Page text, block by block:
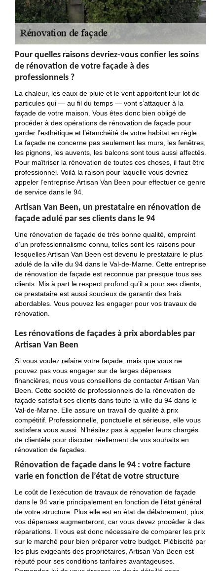
Pour quelles raisons devriez-vous confier les soins
de rénovation de votre façade à des
professionnels ?
La chaleur, les eaux de pluie et le vent apportent leur lot de
particules qui — au fil du temps — vont s’attaquer à la
façade de votre maison. Vous êtes donc bien obligé de
procéder à des opérations de rénovation de façade pour
garder l’esthétique et l’étanchéité de votre habitat en règle.
La façade ne concerne pas seulement les murs, les fenêtres,
les pignons, les auvents, les balcons sont tous aussi affectés.
Pour maîtriser la rénovation de toutes ces choses, il faut être
professionnel. Voilà la raison pour laquelle vous devriez
appeler l’entreprise Artisan Van Been pour effectuer ce genre
de service dans le 94.
Artisan Van Been, un prestataire en rénovation de
façade adulé par ses clients dans le 94
Une rénovation de façade de très bonne qualité, empreint
d’un professionnalisme connu, telles sont les raisons pour
lesquelles Artisan Van Been est devenu le prestataire le plus
adulé de la ville du 94 dans le Val-de-Marne. Cette entreprise
de rénovation de façade est reconnue par presque tous ses
clients. Mis à part le respect profond qu’il a pour ses clients,
ce prestataire est aussi soucieux de garantir des frais
abordables. Vous pouvez les engager pour vos travaux de
rénovation.
Les rénovations de façades à prix abordables par
Artisan Van Been
Si vous voulez refaire votre façade, mais que vous ne
pouvez pas vous engager sur de larges dépenses
financières, nous vous conseillons de contacter Artisan Van
Been. Cette société de professionnels de la rénovation de
façade satisfait ses clients dans toute la ville du 94 dans le
Val-de-Marne. Elle assure un travail de qualité à prix
compétitif. Professionnelle, ponctuelle et sérieuse, elle vous
satisfera vous aussi. N’hésitez pas à appeler leurs chargés
de clientèle pour discuter réellement de vos souhaits en
rénovation de façades.
Rénovation de façade dans le 94 : votre facture
varie en fonction de l’état de votre structure
Le coût de l’exécution de travaux de rénovation de façade
dans le 94 varie principalement en fonction de l’état général
de votre structure. Plus elle est en état de délabrement, plus
vos dépenses augmenteront, car vous devez procéder à des
réparations. Il vous est donc nécessaire de comparer les prix
sur le marché pour bien préparer votre budget. Plébiscité par
les plus exigeants des propriétaires, Artisan Van Been est
réputé pour ses conditions tarifaires avantageuses.